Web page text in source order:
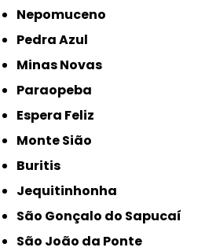
Nepomuceno
Pedra Azul
Minas Novas
Paraopeba
Espera Feliz
Monte Sião
Buritis
Jequitinhonha
São Gonçalo do Sapucaí
São João da Ponte